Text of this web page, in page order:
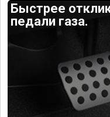
Быстрее
педали газа.